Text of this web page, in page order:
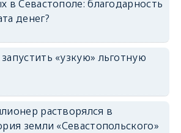
в Севастополе: благодарность
денег?
«узкую» льготную
растворялся в
земли «Севастопольского»